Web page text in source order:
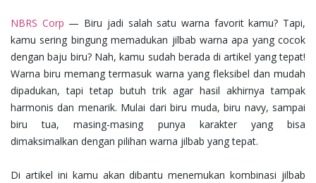
NBRS Corp — Biru jadi salah satu warna favorit kamu? Tapi,
kamu sering bingung memadukan jilbab warna apa yang cocok
dengan baju biru? Nah, kamu sudah berada di artikel yang tepat!
Warna biru memang termasuk warna yang fleksibel dan mudah
dipadukan, tapi tetap butuh trik agar hasil akhirnya tampak
harmonis dan menarik. Mulai dari biru muda, biru navy, sampai
biru tua, masing-masing punya karakter yang bisa
dimaksimalkan dengan pilihan warna jilbab yang tepat.
Di artikel ini kamu akan dibantu menemukan kombinasi jilbab